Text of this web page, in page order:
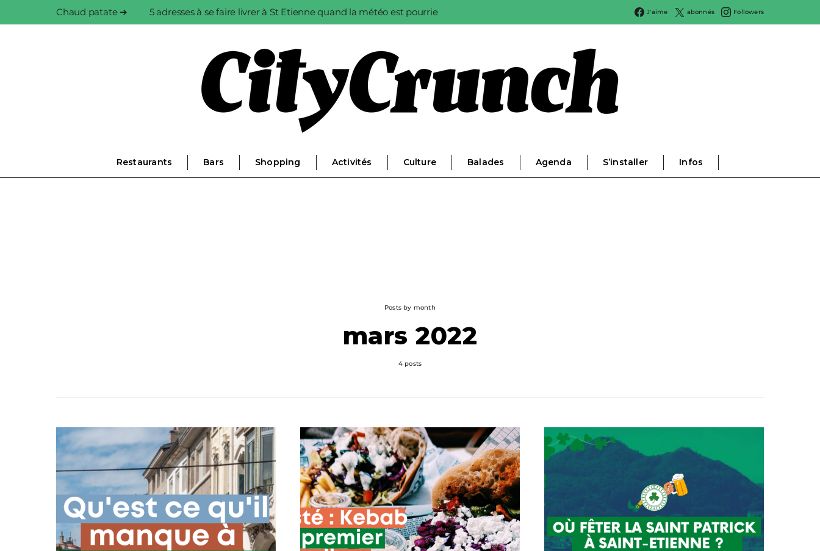
Chaud patate ➔ 5 adresses à se faire livrer à St Etienne quand la météo est pourrie J'aime abonnés Followers
Restaurants Bars Shopping Activités Culture Balades Agenda S’installer Infos
Posts by month
mars 2022
4 posts